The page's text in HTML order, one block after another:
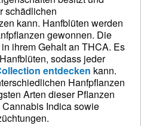
schädlichen
kann. Hanfblüten werden
gewonnen. Die
ihrem Gehalt an THCA. Es
sodass jeder
entdecken kann.
Hanfpflanzen
Arten dieser Pflanzen
Indica sowie